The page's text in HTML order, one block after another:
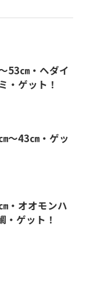
53㎝・ヘダイ
・ゲット！
〜43㎝・ゲッ
・オオモンハ
・ゲット！